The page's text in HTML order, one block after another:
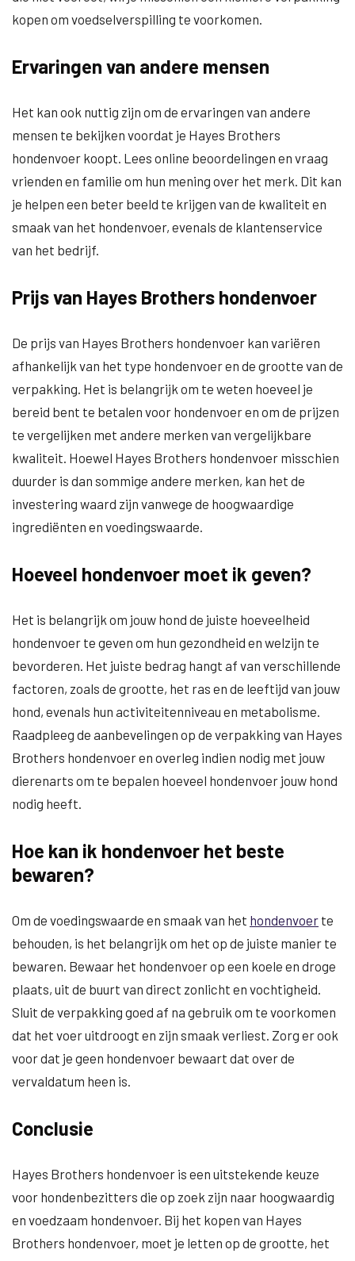
kopen om voedselverspilling te voorkomen.
Ervaringen van andere mensen
Het kan ook nuttig zijn om de ervaringen van andere
mensen te bekijken voordat je Hayes Brothers
hondenvoer koopt. Lees online beoordelingen en vraag
vrienden en familie om hun mening over het merk. Dit kan
je helpen een beter beeld te krijgen van de kwaliteit en
smaak van het hondenvoer, evenals de klantenservice
van het bedrijf.
Prijs van Hayes Brothers hondenvoer
De prijs van Hayes Brothers hondenvoer kan variëren
afhankelijk van het type hondenvoer en de grootte van de
verpakking. Het is belangrijk om te weten hoeveel je
bereid bent te betalen voor hondenvoer en om de prijzen
te vergelijken met andere merken van vergelijkbare
kwaliteit. Hoewel Hayes Brothers hondenvoer misschien
duurder is dan sommige andere merken, kan het de
investering waard zijn vanwege de hoogwaardige
ingrediënten en voedingswaarde.
Hoeveel hondenvoer moet ik geven?
Het is belangrijk om jouw hond de juiste hoeveelheid
hondenvoer te geven om hun gezondheid en welzijn te
bevorderen. Het juiste bedrag hangt af van verschillende
factoren, zoals de grootte, het ras en de leeftijd van jouw
hond, evenals hun activiteitenniveau en metabolisme.
Raadpleeg de aanbevelingen op de verpakking van Hayes
Brothers hondenvoer en overleg indien nodig met jouw
dierenarts om te bepalen hoeveel hondenvoer jouw hond
nodig heeft.
Hoe kan ik hondenvoer het beste
bewaren?
Om de voedingswaarde en smaak van het hondenvoer te
behouden, is het belangrijk om het op de juiste manier te
bewaren. Bewaar het hondenvoer op een koele en droge
plaats, uit de buurt van direct zonlicht en vochtigheid.
Sluit de verpakking goed af na gebruik om te voorkomen
dat het voer uitdroogt en zijn smaak verliest. Zorg er ook
voor dat je geen hondenvoer bewaart dat over de
vervaldatum heen is.
Conclusie
Hayes Brothers hondenvoer is een uitstekende keuze
voor hondenbezitters die op zoek zijn naar hoogwaardig
en voedzaam hondenvoer. Bij het kopen van Hayes
Brothers hondenvoer, moet je letten op de grootte, het